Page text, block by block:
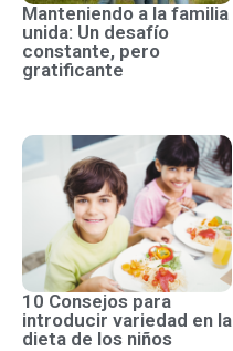
Manteniendo a la familia
unida: Un desafío
constante, pero
gratificante
10 Consejos para
introducir variedad en la
dieta de los niños